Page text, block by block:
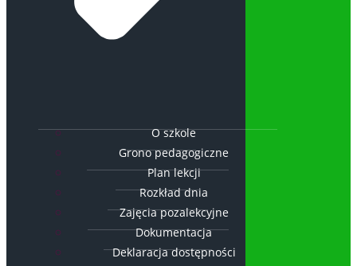
O szkole
Grono pedagogiczne
Plan lekcji
Rozkład dnia
Zajęcia pozalekcyjne
Dokumentacja
Deklaracja dostępności